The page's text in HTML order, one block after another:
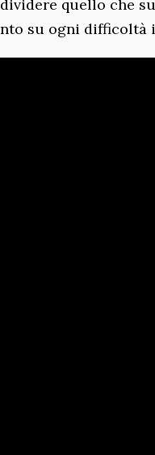
quello che
su ogni difficoltà